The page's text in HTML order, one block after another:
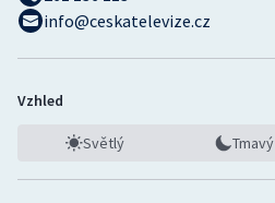
info@ceskatelevize.cz
Vzhled
Světlý Tmavý